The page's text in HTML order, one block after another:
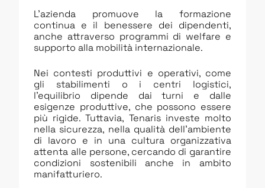
L’azienda promuove la formazione
continua e il benessere dei dipendenti,
anche attraverso programmi di welfare e
supporto alla mobilità internazionale.
Nei contesti produttivi e operativi, come
gli stabilimenti o i centri logistici,
l’equilibrio dipende dai turni e dalle
esigenze produttive, che possono essere
più rigide. Tuttavia, Tenaris investe molto
nella sicurezza, nella qualità dell’ambiente
di lavoro e in una cultura organizzativa
attenta alle persone, cercando di garantire
condizioni sostenibili anche in ambito
manifatturiero.